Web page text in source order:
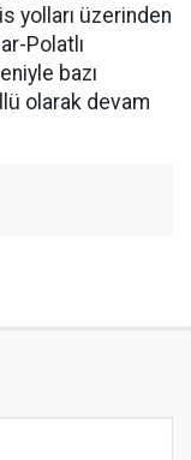
yolları üzerinden
Polatlı
bazı
olarak devam